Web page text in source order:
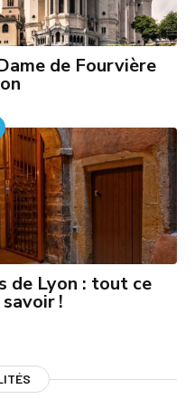
de Fourvière
de Lyon : tout ce
!